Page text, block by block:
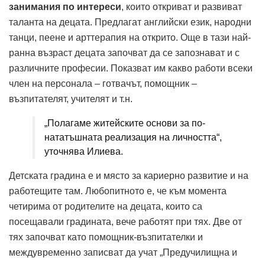
занимания по интереси, които откриват и развиват
таланта на децата. Предлагат английски език, народни
танци, пеене и арттерапия на открито. Още в тази най-
ранна възраст децата започват да се запознават и с
различните професии. Показват им какво работи всеки
член на персонала – готвачът, помощник –
възпитателят, учителят и т.н.
„Полагаме житейските основи за по-
нататъшната реализация на личността“,
уточнява Илиева.
Детската градина е и място за кариерно развитие и на
работещите там. Любопитното е, че към момента
четирима от родителите на децата, които са
посещавали градината, вече работят при тях. Две от
тях започват като помощник-възпитателки и
междувременно записват да учат „Предучилищна и